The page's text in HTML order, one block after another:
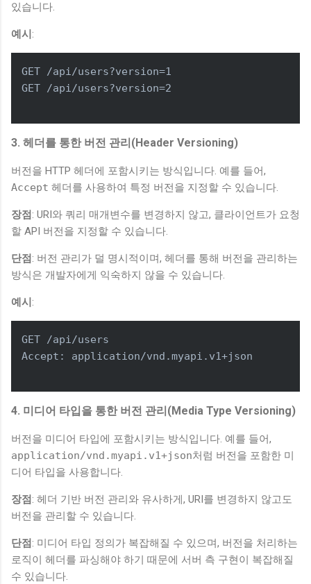
있습니다.
예시 :
GET /api/users?version=1
GET /api/users?version=2
3. 헤더를 통한 버전 관리(Header Versioning)
버전을 HTTP 헤더에 포함시키는 방식입니다. 예를 들어,
Accept 헤더를 사용하여 특정 버전을 지정할 수 있습니다.
장점 : URI와 쿼리 매개변수를 변경하지 않고, 클라이언트가 요청
할 API 버전을 지정할 수 있습니다.
단점 : 버전 관리가 덜 명시적이며, 헤더를 통해 버전을 관리하는
방식은 개발자에게 익숙하지 않을 수 있습니다.
예시 :
GET /api/users
Accept: application/vnd.myapi.v1+json
4. 미디어 타입을 통한 버전 관리(Media Type Versioning)
버전을 미디어 타입에 포함시키는 방식입니다. 예를 들어,
application/vnd.myapi.v1+json처럼 버전을 포함한 미
디어 타입을 사용합니다.
장점 : 헤더 기반 버전 관리와 유사하게, URI를 변경하지 않고도
버전을 관리할 수 있습니다.
단점 : 미디어 타입 정의가 복잡해질 수 있으며, 버전을 처리하는
로직이 헤더를 파싱해야 하기 때문에 서버 측 구현이 복잡해질
수 있습니다.